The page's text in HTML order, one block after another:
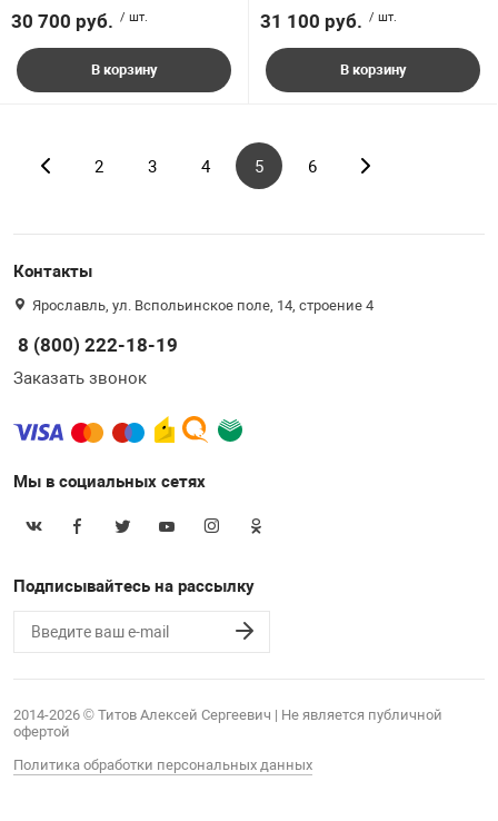
30 700 руб. / шт.
В корзину
31 100 руб. / шт.
В корзину
2 3 4 5 6
Контакты
Ярославль, ул. Вспольинское поле, 14, строение 4
8 (800) 222-18-19
Заказать звонок
Мы в социальных сетях
Подписывайтесь на рассылку
2014-2026 © Титов Алексей Сергеевич | Не является публичной
офертой
Политика обработки персональных данных